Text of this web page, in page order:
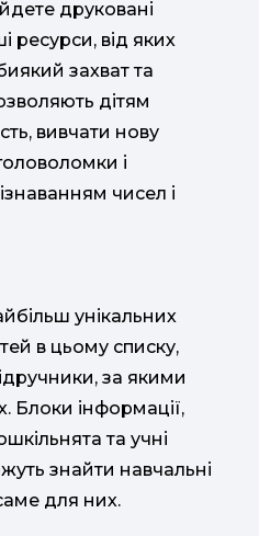
друковані
ресурси, від яких
захват та
дітям
вивчати нову
і
чисел і
унікальних
в цьому списку,
за якими
Блоки інформації,
та учні
знайти навчальні
для них.